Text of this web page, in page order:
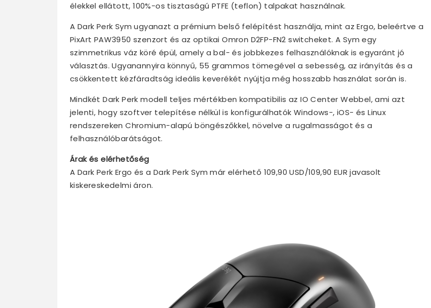
élekkel ellátott, 100%-os tisztaságú PTFE (teflon) talpakat használnak.
A Dark Perk Sym ugyanazt a prémium belső felépítést használja, mint az Ergo, beleértve a
PixArt PAW3950 szenzort és az optikai Omron D2FP-FN2 switcheket. A Sym egy
szimmetrikus váz köré épül, amely a bal- és jobbkezes felhasználóknak is egyaránt jó
választás. Ugyanannyira könnyű, 55 grammos tömegével a sebesség, az irányítás és a
csökkentett kézfáradtság ideális keverékét nyújtja még hosszabb használat során is.
Mindkét Dark Perk modell teljes mértékben kompatibilis az IO Center Webbel, ami azt
jelenti, hogy szoftver telepítése nélkül is konfigurálhatók Windows-, iOS- és Linux
rendszereken Chromium-alapú böngészőkkel, növelve a rugalmasságot és a
felhasználóbarátságot.
Árak és elérhetőség
A Dark Perk Ergo és a Dark Perk Sym már elérhető 109,90 USD/109,90 EUR javasolt
kiskereskedelmi áron.